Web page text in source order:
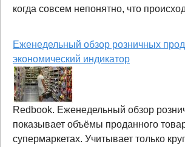
когда совсем непонятно, что
Еженедельный обзор розничных
экономический индикатор
Redbook. Еженедельный обзор
показывает объёмы проданного
супермаркетах. Учитывает только